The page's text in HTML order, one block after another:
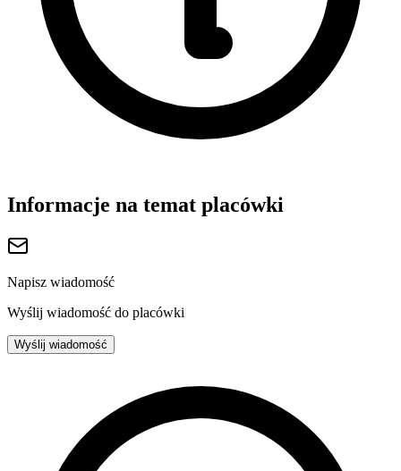
Informacje na temat placówki
Napisz wiadomość
Wyślij wiadomość do placówki
Wyślij wiadomość